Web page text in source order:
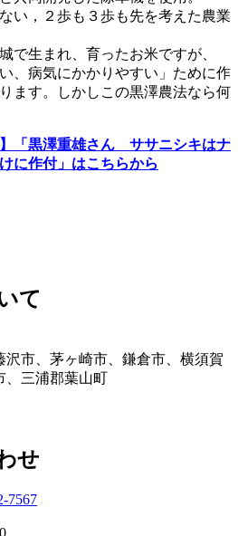
い，２歩も３歩も先を考えた農業
で生まれ、育ったお米ですが、
、病気にかかりやすい」ために作
ます。しかしこの黒澤農法なら何
】「黒澤重雄さん ササニシキはナ
に作付」はこちらから
て
沢市、茅ヶ崎市、鎌倉市、横須賀
、三浦郡葉山町
せ
7567